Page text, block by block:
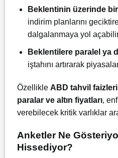
Beklentinin üzerinde
indirim planlarını
dalgalanmaya yol
Beklentilere paralel ya
iştahını artırarak
Özellikle ABD tahvil
paralar ve altın fiyatları,
verebilecek kritik varlıklar
Anketler Ne
Hissediyor?